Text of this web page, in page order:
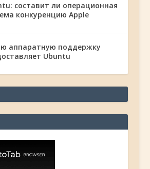
составит ли операционная
конкуренцию Apple
аппаратную поддержку
Ubuntu